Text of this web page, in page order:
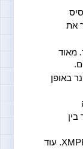
– ריכוז מידע לניטור של בסיס
את
– כלי Fuzzy Finder שעובד על כל דבר. מאוד
– פרוטוקול תקשורת פשוט במקום XMPP. עוד